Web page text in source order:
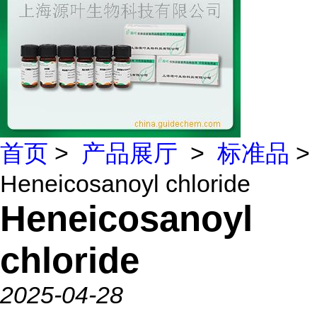
首页 > 产品展厅 > 标准品 >
Heneicosanoyl chloride
Heneicosanoyl
chloride
2025-04-28